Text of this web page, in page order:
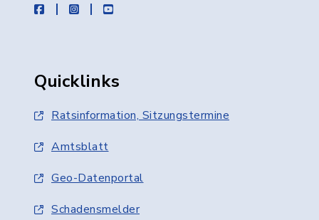
facebookinstagramyoutube
Quicklinks
Ratsinformation, Sitzungstermine
Amtsblatt
Geo-Datenportal
Schadensmelder